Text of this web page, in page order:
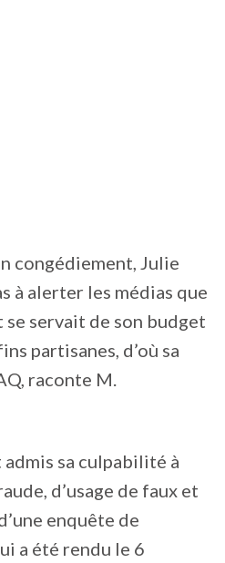
congédiement, Julie
à alerter les médias que
servait de son budget
partisanes, d’où sa
raconte M.
sa culpabilité à
d’usage de faux et
enquête de
a été rendu le 6